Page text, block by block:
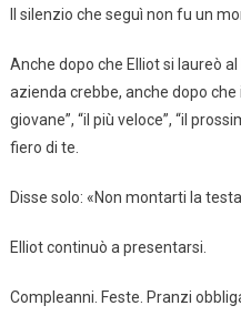
Il silenzio che seguì non fu un
Anche dopo che Elliot si laureò
azienda crebbe, anche dopo
giovane”, “il più veloce”, “il
fiero di te.
Disse solo: «Non montarti la
Elliot continuò a presentarsi.
Compleanni. Feste. Pranzi